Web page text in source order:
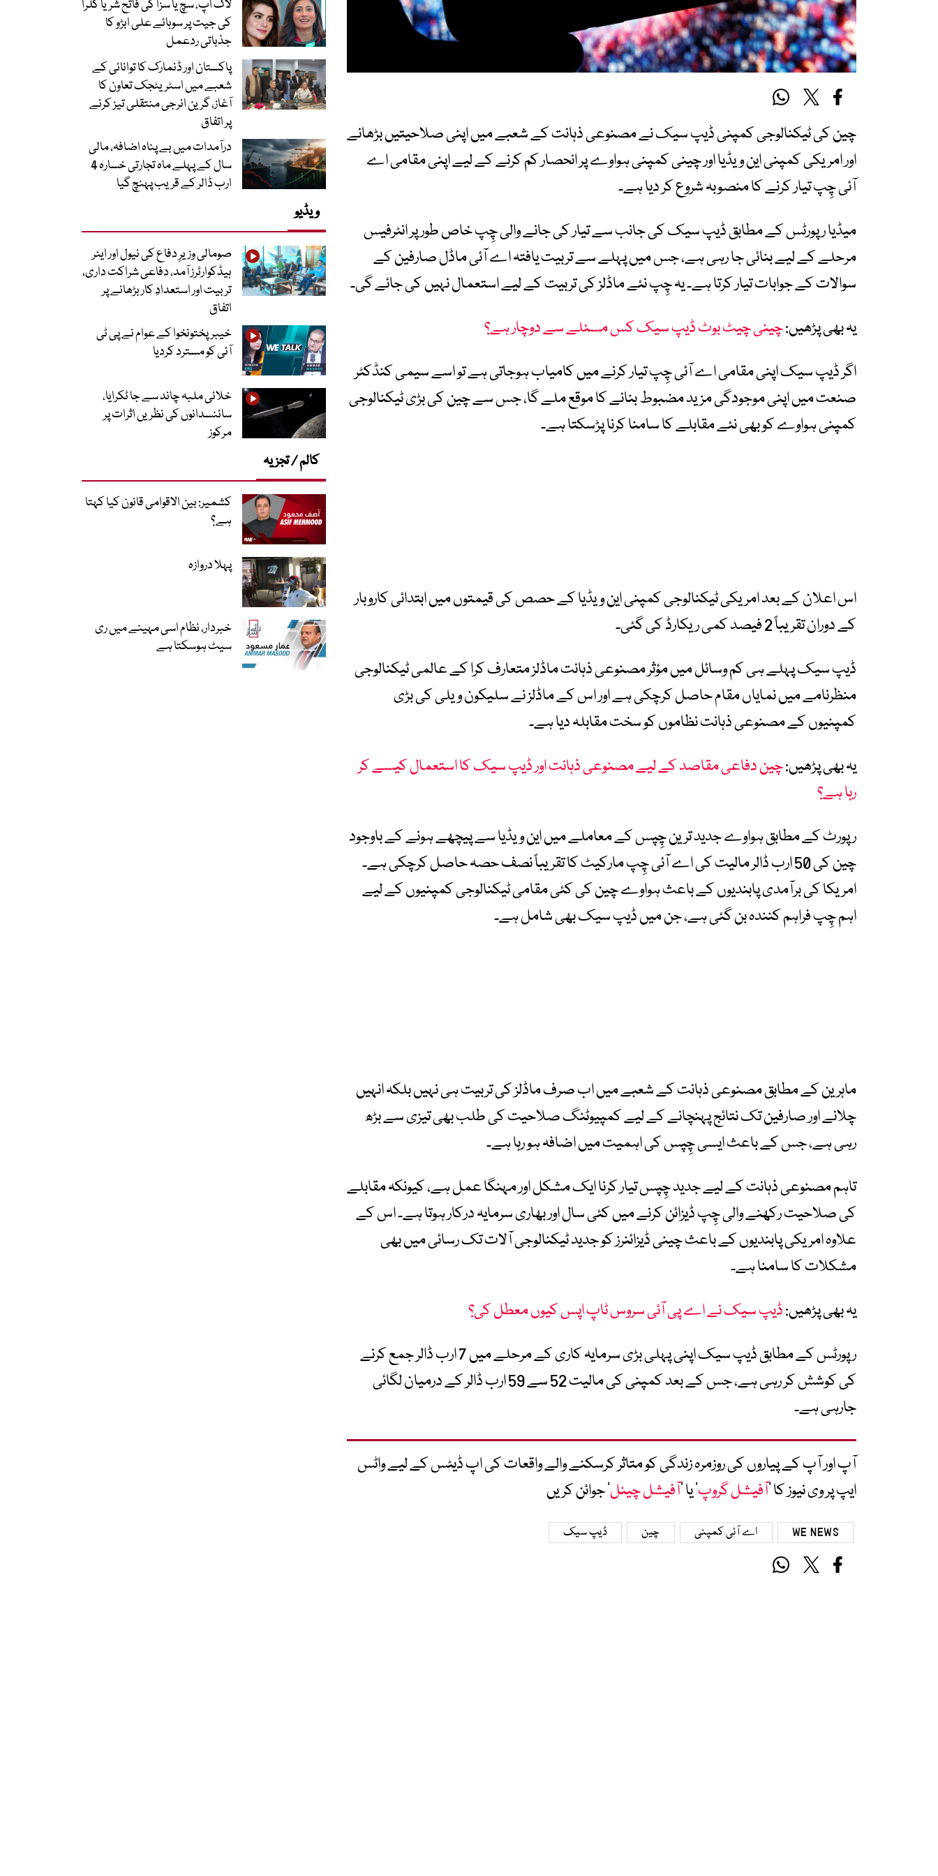
چین کی ٹیکنالوجی کمپنی ڈیپ سیک نے مصنوعی ذہانت کے شعبے میں اپنی صلاحیتیں بڑھانے
اور امریکی کمپنی این ویڈیا اور چینی کمپنی ہواوے پر انحصار کم کرنے کے لیے اپنی مقامی اے
آئی چِپ تیار کرنے کا منصوبہ شروع کر دیا ہے۔
میڈیا رپورٹس کے مطابق ڈیپ سیک کی جانب سے تیار کی جانے والی چِپ خاص طور پر انٹرفیس
مرحلے کے لیے بنائی جا رہی ہے، جس میں پہلے سے تربیت یافتہ اے آئی ماڈل صارفین کے
سوالات کے جوابات تیار کرتا ہے۔ یہ چِپ نئے ماڈلز کی تربیت کے لیے استعمال نہیں کی جائے گی۔
یہ بھی پڑھیں:چینی چیٹ بوٹ ڈیپ سیک کس مسئلے سے دوچار ہے؟
اگر ڈیپ سیک اپنی مقامی اے آئی چِپ تیار کرنے میں کامیاب ہوجاتی ہے تو اسے سیمی کنڈکٹر
صنعت میں اپنی موجودگی مزید مضبوط بنانے کا موقع ملے گا، جس سے چین کی بڑی ٹیکنالوجی
کمپنی ہواوے کو بھی نئے مقابلے کا سامنا کرنا پڑسکتا ہے۔
اس اعلان کے بعد امریکی ٹیکنالوجی کمپنی این ویڈیا کے حصص کی قیمتوں میں ابتدائی کاروبار
کے دوران تقریباً 2 فیصد کمی ریکارڈ کی گئی۔
ڈیپ سیک پہلے ہی کم وسائل میں مؤثر مصنوعی ذہانت ماڈلز متعارف کرا کے عالمی ٹیکنالوجی
منظرنامے میں نمایاں مقام حاصل کرچکی ہے اور اس کے ماڈلز نے سلیکون ویلی کی بڑی
کمپنیوں کے مصنوعی ذہانت نظاموں کو سخت مقابلہ دیا ہے۔
یہ بھی پڑھیں:چین دفاعی مقاصد کے لیے مصنوعی ذہانت اور ڈیپ سیک کا استعمال کیسے کر
رہا ہے؟
رپورٹ کے مطابق ہواوے جدید ترین چِپس کے معاملے میں این ویڈیا سے پیچھے ہونے کے باوجود
چین کی 50 ارب ڈالر مالیت کی اے آئی چِپ مارکیٹ کا تقریباً نصف حصہ حاصل کرچکی ہے۔
امریکا کی برآمدی پابندیوں کے باعث ہواوے چین کی کئی مقامی ٹیکنالوجی کمپنیوں کے لیے
اہم چِپ فراہم کنندہ بن گئی ہے، جن میں ڈیپ سیک بھی شامل ہے۔
ماہرین کے مطابق مصنوعی ذہانت کے شعبے میں اب صرف ماڈلز کی تربیت ہی نہیں بلکہ انہیں
چلانے اور صارفین تک نتائج پہنچانے کے لیے کمپیوٹنگ صلاحیت کی طلب بھی تیزی سے بڑھ
رہی ہے، جس کے باعث ایسی چِپس کی اہمیت میں اضافہ ہو رہا ہے۔
تاہم مصنوعی ذہانت کے لیے جدید چِپس تیار کرنا ایک مشکل اور مہنگا عمل ہے، کیونکہ مقابلے
کی صلاحیت رکھنے والی چِپ ڈیزائن کرنے میں کئی سال اور بھاری سرمایہ درکار ہوتا ہے۔ اس کے
علاوہ امریکی پابندیوں کے باعث چینی ڈیزائنرز کو جدید ٹیکنالوجی آلات تک رسائی میں بھی
مشکلات کا سامنا ہے۔
یہ بھی پڑھیں:ڈیپ سیک نے اے پی آئی سروس ٹاپ اپس کیوں معطل کی؟
رپورٹس کے مطابق ڈیپ سیک اپنی پہلی بڑی سرمایہ کاری کے مرحلے میں 7 ارب ڈالر جمع کرنے
کی کوشش کر رہی ہے، جس کے بعد کمپنی کی مالیت 52 سے 59 ارب ڈالر کے درمیان لگائی
جارہی ہے۔
آپ اور آپ کے پیاروں کی روزمرہ زندگی کو متاثر کرسکنے والے واقعات کی اپ ڈیٹس کے لیے واٹس
ایپ پر وی نیوز کا ’آفیشل گروپ‘ یا ’آفیشل چینل‘ جوائن کریں
WE NEWS اے آئی کمپنی چین ڈیپ سیک
لاک اپ، سچ یا سزا کی فاتح شریا کلرا
کی جیت پر سوہائے علی ابڑو کا
جذباتی ردعمل
پاکستان اور ڈنمارک کا توانائی کے
شعبے میں اسٹریٹجک تعاون کا
آغاز، گرین انرجی منتقلی تیز کرنے
پر اتفاق
درآمدات میں بے پناہ اضافہ، مالی
سال کے پہلے ماہ تجارتی خسارہ 4
ارب ڈالر کے قریب پہنچ گیا
ویڈیو
صومالی وزیرِ دفاع کی نیول اور ایئر
ہیڈکوارٹرز آمد، دفاعی شراکت داری،
تربیت اور استعدادِ کار بڑھانے پر
اتفاق
خیبرپختونخوا کے عوام نے پی ٹی
آئی کو مسترد کردیا
خلائی ملبہ چاند سے جا ٹکرایا،
سائنسدانوں کی نظریں اثرات پر
مرکوز
کالم / تجزیہ
کشمیر: بین الاقوامی قانون کیا کہتا
ہے؟
پہلا دروازہ
خبردار، نظام اسی مہینے میں ری
سیٹ ہوسکتا ہے